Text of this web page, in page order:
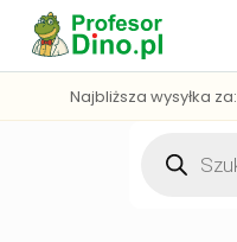
Najbliższa wysyłka za:
produktów